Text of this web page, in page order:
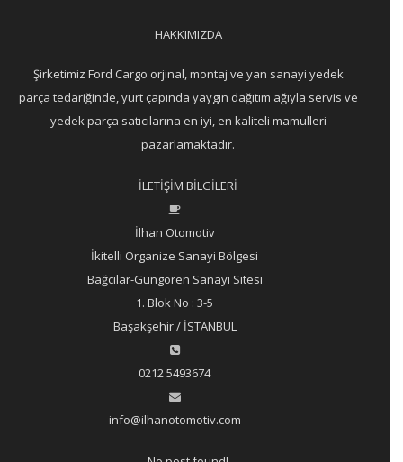
HAKKIMIZDA
Şirketimiz Ford Cargo orjinal, montaj ve yan sanayi yedek
parça tedariğinde, yurt çapında yaygın dağıtım ağıyla servis ve
yedek parça satıcılarına en iyi, en kaliteli mamulleri
pazarlamaktadır.
İLETİŞİM BİLGİLERİ
İlhan Otomotiv
İkitelli Organize Sanayi Bölgesi
Bağcılar-Güngören Sanayi Sitesi
1. Blok No : 3-5
Başakşehir / İSTANBUL
0212 5493674
info@ilhanotomotiv.com